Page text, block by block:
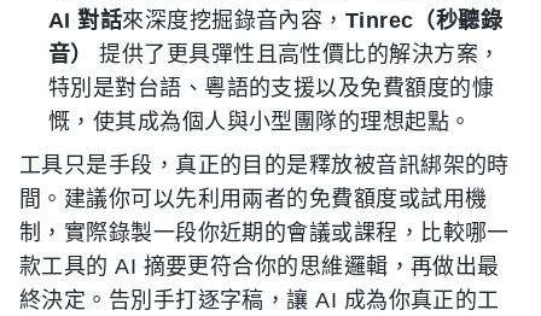
AI 對話來深度挖掘錄音內容， Tinrec（秒聽錄
音）
提供了更具彈性且高性價比的解決方案，
特別是對台語、粵語的支援以及免費額度的慷
慨，使其成為個人與小型團隊的理想起點。
工具只是手段，真正的目的是釋放被音訊綁架的時
間。建議你可以先利用兩者的免費額度或試用機
制，實際錄製一段你近期的會議或課程，比較哪一
款工具的 AI 摘要更符合你的思維邏輯，再做出最
終決定。告別手打逐字稿，讓 AI 成為你真正的工